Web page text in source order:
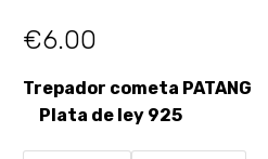
€6.00
Trepador cometa PATANG
Plata de ley 925